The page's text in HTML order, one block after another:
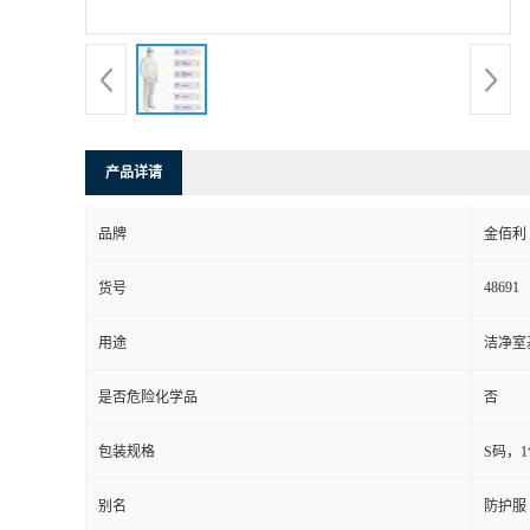
产品详请
品牌 金佰利
货号 48691
用途 洁净室
是否危险化学品 否
包装规格 S码，
别名 防护服